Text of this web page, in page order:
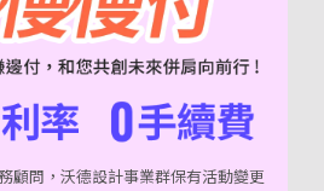
顧問，沃德設計事業群保有活動變更